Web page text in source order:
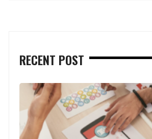
RECENT POST